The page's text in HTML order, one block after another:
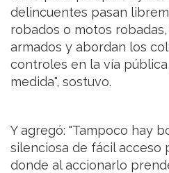
delincuentes pasan
robados o motos
armados y abordan los
controles en la vía
medida", sostuvo.
Y agregó: "Tampoco hay
silenciosa de fácil acceso
donde al accionarlo